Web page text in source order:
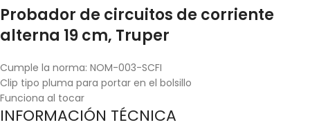
Probador de circuitos de corriente
alterna 19 cm, Truper
Cumple la norma: NOM-003-SCFI
Clip tipo pluma para portar en el bolsillo
Funciona al tocar
INFORMACIÓN TÉCNICA